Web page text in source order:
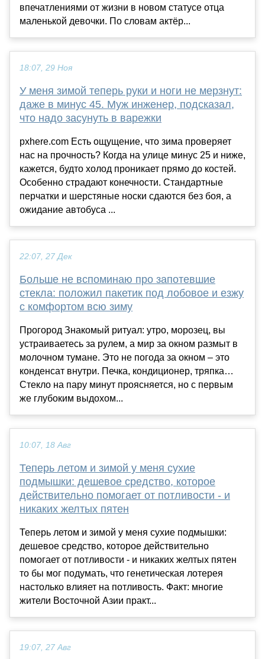
впечатлениями от жизни в новом статусе отца
маленькой девочки. По словам актёр...
18:07, 29 Ноя
У меня зимой теперь руки и ноги не мерзнут:
даже в минус 45. Муж инженер, подсказал,
что надо засунуть в варежки
pxhere.com Есть ощущение, что зима проверяет
нас на прочность? Когда на улице минус 25 и ниже,
кажется, будто холод проникает прямо до костей.
Особенно страдают конечности. Стандартные
перчатки и шерстяные носки сдаются без боя, а
ожидание автобуса ...
22:07, 27 Дек
Больше не вспоминаю про запотевшие
стекла: положил пакетик под лобовое и езжу
с комфортом всю зиму
Прогород Знакомый ритуал: утро, морозец, вы
устраиваетесь за рулем, а мир за окном размыт в
молочном тумане. Это не погода за окном – это
конденсат внутри. Печка, кондиционер, тряпка…
Стекло на пару минут проясняется, но с первым
же глубоким выдохом...
10:07, 18 Авг
Теперь летом и зимой у меня сухие
подмышки: дешевое средство, которое
действительно помогает от потливости - и
никаких желтых пятен
Теперь летом и зимой у меня сухие подмышки:
дешевое средство, которое действительно
помогает от потливости - и никаких желтых пятен
то бы мог подумать, что генетическая лотерея
настолько влияет на потливость. Факт: многие
жители Восточной Азии практ...
19:07, 27 Авг